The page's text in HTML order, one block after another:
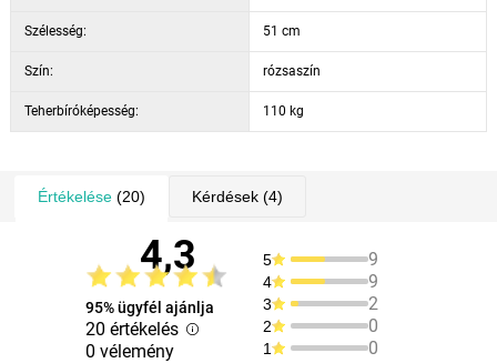
Szélesség: 51 cm
Szín: rózsaszín
Teherbíróképesség: 110 kg
Értékelése(20) Kérdések(4)
4,3
95% ügyfél ajánlja
20 értékelés
0 vélemény
5 9
4 9
3 2
2 0
1 0